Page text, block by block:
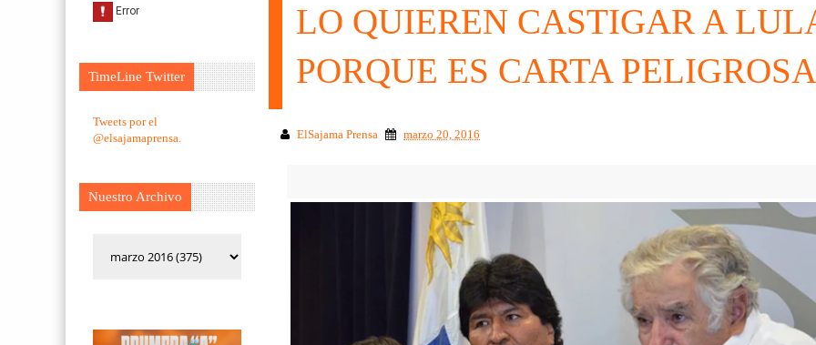
TimeLine Twitter
Tweets por el
@elsajamaprensa.
Nuestro Archivo
LO QUIEREN CASTIGAR A
PORQUE ES CARTA
ElSajama Prensa marzo 20, 2016